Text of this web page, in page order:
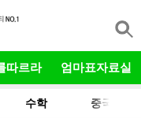
따르라 엄마표자료실
수학 중국어